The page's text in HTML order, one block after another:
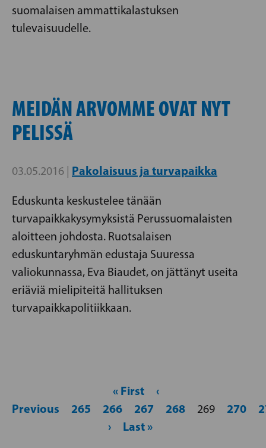
suomalaisen ammattikalastuksen
tulevaisuudelle.
MEIDÄN ARVOMME OVAT NYT
PELISSÄ
03.05.2016 | Pakolaisuus ja turvapaikka
Eduskunta keskustelee tänään
turvapaikkakysymyksistä Perussuomalaisten
aloitteen johdosta. Ruotsalaisen
eduskuntaryhmän edustaja Suuressa
valiokunnassa, Eva Biaudet, on jättänyt useita
eriäviä mielipiteitä hallituksen
turvapaikkapolitiikkaan.
« First
‹
Previous
265 266 267 268 269 270
›
Last »